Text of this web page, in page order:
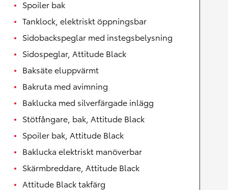
Spoiler bak
Tanklock, elektriskt öppningsbar
Sidobackspeglar med instegsbelysning
Sidospeglar, Attitude Black
Baksäte eluppvärmt
Bakruta med avimning
Baklucka med silverfärgade inlägg
Stötfångare, bak, Attitude Black
Spoiler bak, Attitude Black
Baklucka elektriskt manöverbar
Skärmbreddare, Attitude Black
Attitude Black takfärg